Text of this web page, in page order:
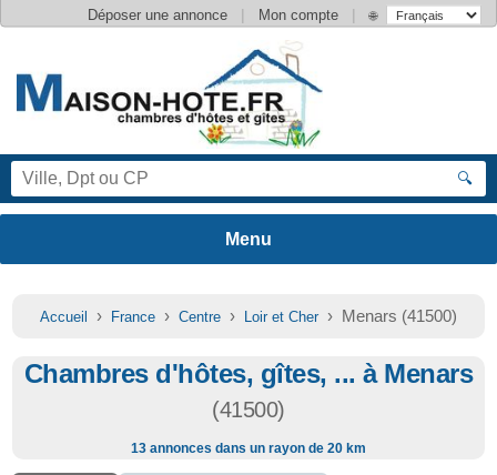
Déposer une annonce | Mon compte | 🌐
🔍
Accueil › France › Centre › Loir et Cher› Menars (41500)
Chambres d'hôtes, gîtes, ... à Menars
(41500)
13 annonces dans un rayon de 20 km